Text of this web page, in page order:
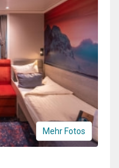
Mehr Fotos